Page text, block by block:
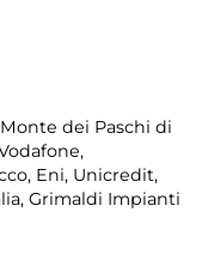
dei Paschi di
Eni, Unicredit,
Grimaldi Impianti